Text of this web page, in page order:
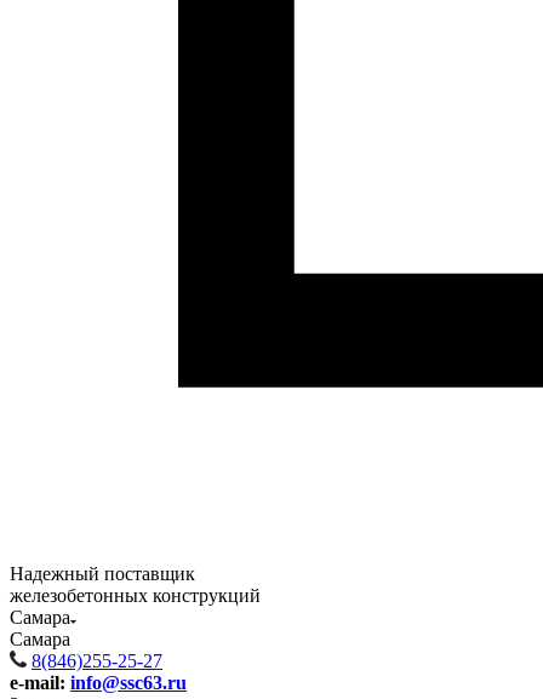
Надежный поставщик
железобетонных конструкций
Самара
Самара
8(846)255-25-27
e-mail: info@ssc63.ru